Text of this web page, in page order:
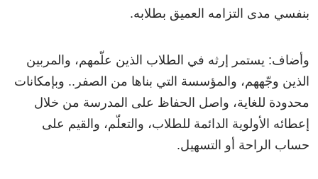
بنفسي مدى التزامه العميق بطلابه.
وأضاف: يستمر إرثه في الطلاب الذين علّمهم، والمربين
الذين وجّههم، والمؤسسة التي بناها من الصفر.. وبإمكانات
محدودة للغاية، واصل الحفاظ على المدرسة من خلال
إعطائه الأولوية الدائمة للطلاب، والتعلّم، والقيم على
حساب الراحة أو التسهيل.